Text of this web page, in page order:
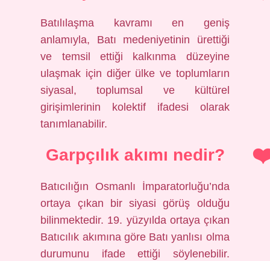
Batılılaşma kavramı en geniş
anlamıyla, Batı medeniyetinin ürettiği
ve temsil ettiği kalkınma düzeyine
ulaşmak için diğer ülke ve toplumların
siyasal, toplumsal ve kültürel
girişimlerinin kolektif ifadesi olarak
tanımlanabilir.
Garpçılık akımı nedir?
Batıcılığın Osmanlı İmparatorluğu’nda
ortaya çıkan bir siyasi görüş olduğu
bilinmektedir. 19. yüzyılda ortaya çıkan
Batıcılık akımına göre Batı yanlısı olma
durumunu ifade ettiği söylenebilir.